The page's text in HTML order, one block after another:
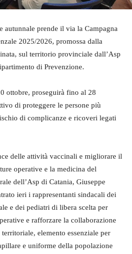
autunnale prende il via la Campagna
2025/2026, promossa dalla
sul territorio provinciale dall’Asp
di Prevenzione.
ottobre, proseguirà fino al 28
di proteggere le persone più
di complicanze e ricoveri legati
delle attività vaccinali e migliorare il
operative e la medicina del
dell’Asp di Catania, Giuseppe
ieri i rappresentanti sindacali dei
e dei pediatri di libera scelta per
e rafforzare la collaborazione
elemento essenziale per
e uniforme della popolazione